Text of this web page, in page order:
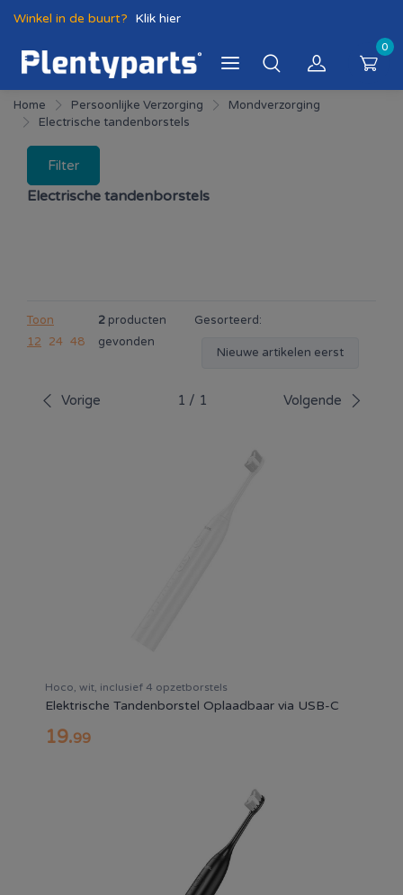
Winkel in de buurt? Klik hier
0
Home Persoonlijke Verzorging
Mondverzorging
Electrische tandenborstels
Filter
Electrische tandenborstels
Toon
12
24 48
2producten
gevonden
Gesorteerd:
Nieuwe artikelen eerst
Vorige 1 / 1 Volgende
Hoco, wit, inclusief 4 opzetborstels
Elektrische Tandenborstel Oplaadbaar via USB-C
19.99